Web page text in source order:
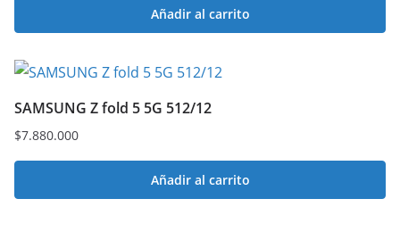
Añadir al carrito
SAMSUNG Z fold 5 5G 512/12
$7.880.000
Añadir al carrito